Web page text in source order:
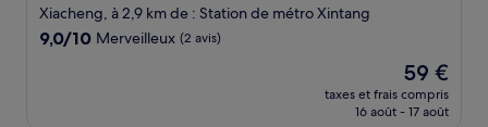
3.0 étoiles
Xiacheng, à 2,9 km de : Station de métro Xintang
9.0
9,0/10 Merveilleux (2 avis)
Le
nouveau
prix
59 €
taxes et frais compris
16 août - 17 août